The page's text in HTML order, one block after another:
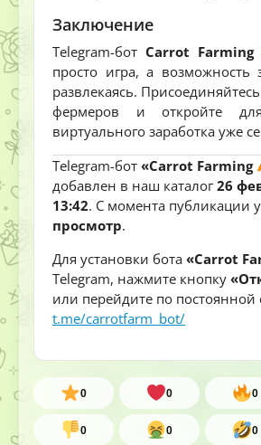
Заключение
Telegram-бот Carrot Farming
просто игра, а возможность
развлекаясь.
фермеров и откройте
виртуального заработка уже
Telegram-бот «Carrot Farming
добавлен в наш каталог26
13:42. С момента публикации
просмотр.
Для установки бота «Carrot
Telegram, нажмите кнопку
или перейдите по постоянной
t.me/carrotfarm_bot/
0 0 0
0 0 0